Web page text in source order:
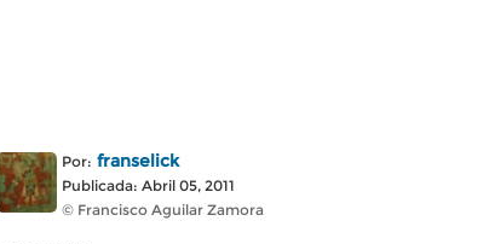
Por: franselick
Publicada: Abril 05, 2011
© Francisco Aguilar Zamora